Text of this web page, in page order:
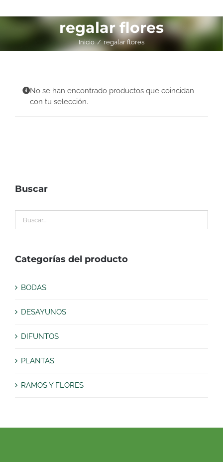
regalar flores
Inicio regalar flores
No se han encontrado productos que coincidan
con tu selección.
Buscar
Categorías del producto
BODAS
DESAYUNOS
DIFUNTOS
PLANTAS
RAMOS Y FLORES